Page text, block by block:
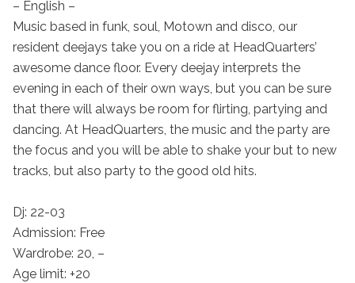
– English –
Music based in funk, soul, Motown and disco, our
resident deejays take you on a ride at HeadQuarters’
awesome dance floor. Every deejay interprets the
evening in each of their own ways, but you can be sure
that there will always be room for flirting, partying and
dancing. At HeadQuarters, the music and the party are
the focus and you will be able to shake your but to new
tracks, but also party to the good old hits.
Dj: 22-03
Admission: Free
Wardrobe: 20, –
Age limit: +20